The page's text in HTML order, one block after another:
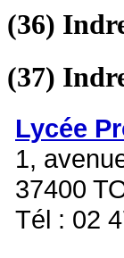
(36)
(37)
Lycée
1,
37400
Tél : 02